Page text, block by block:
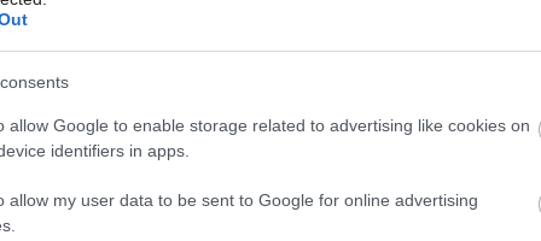
allow Google to enable storage related to advertising like cookies on
identifiers in apps.
allow my user data to be sent to Google for online advertising
transformáciu tepelnej energie z nižšej
musíte, samozrejme, do systému dodať
tejto transformácie sa meria
energie k množstvu pohonnej
tepla
Môj dom Špeciál 02/2026